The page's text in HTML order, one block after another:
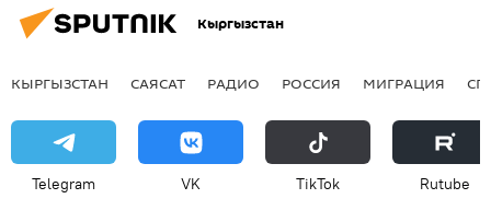
Кыргызстан
КЫРГЫЗСТАН САЯСАТ РАДИО РОССИЯ МИГРАЦИЯ
Telegram VK ТikТоk Rutube